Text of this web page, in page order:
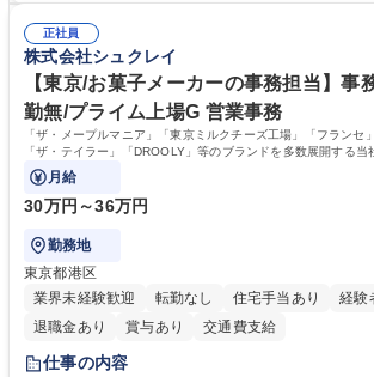
年休120日/デスクワーク中心で残業少なめ
整、資料作成、当日の運営サポート 学歴・資格 学歴：大学院 大学 語学
力： 資格：
正社員
株式会社シュクレイ
【東京/お菓子メーカーの事務担当】事
勤無/プライム上場G 営業事務
「ザ・メープルマニア」「東京ミルクチーズ工場」「フランセ
「ザ・テイラー」「DROOLY」等のブランドを多数展開する当
ブランド商品の事務業務をお任せいたします。
月給
30万円～36万円
勤務地
東京都港区
業界未経験歓迎
転勤なし 住宅手当あり
経験
退職金あり
賞与あり 交通費支給
仕事の内容